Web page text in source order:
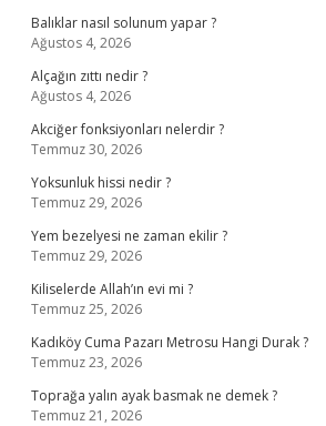
Balıklar nasıl solunum yapar ?
Ağustos 4, 2026
Alçağın zıttı nedir ?
Ağustos 4, 2026
Akciğer fonksiyonları nelerdir ?
Temmuz 30, 2026
Yoksunluk hissi nedir ?
Temmuz 29, 2026
Yem bezelyesi ne zaman ekilir ?
Temmuz 29, 2026
Kiliselerde Allah’ın evi mi ?
Temmuz 25, 2026
Kadıköy Cuma Pazarı Metrosu Hangi Durak ?
Temmuz 23, 2026
Toprağa yalın ayak basmak ne demek ?
Temmuz 21, 2026